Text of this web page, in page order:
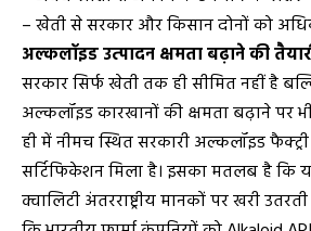
– खेती से सरकार और किसान दोनों को
अल्कलॉइड उत्पादन क्षमता बढ़ाने की
सरकार सिर्फ खेती तक ही सीमित नहीं है
अल्कलॉइड कारखानों की क्षमता बढ़ाने पर
ही में नीमच स्थित सरकारी अल्कलॉइड
सर्टिफिकेशन मिला है। इसका मतलब है कि
क्वालिटी अंतरराष्ट्रीय मानकों पर खरी